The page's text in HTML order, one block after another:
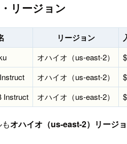
リージョン
リージョン
オハイオ（us-east-2）
オハイオ（us-east-2）
Instruct
オハイオ（us-east-2）
オハイオ（us-east-2）リージ